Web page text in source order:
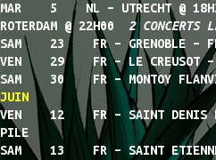
MAR 5 NL – UTRECHT @
ROTERDAM @ 22H00 2 CONCERTS
SAM 23 FR – GRENOBLE –
VEN 29 FR – LE CREUSOT –
SAM 30 FR – MONTOY
JUIN
VEN 12 FR – SAINT DENIS
PILE
SAM 13 FR – SAINT ETIENNE